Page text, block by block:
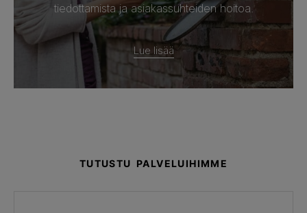
tiedottamista ja asiakassuhteiden hoitoa.
Lue lisää
TUTUSTU PALVELUIHIMME